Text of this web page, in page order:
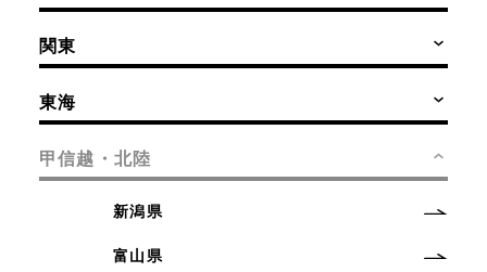
関東
東海
甲信越・北陸
新潟県
富山県